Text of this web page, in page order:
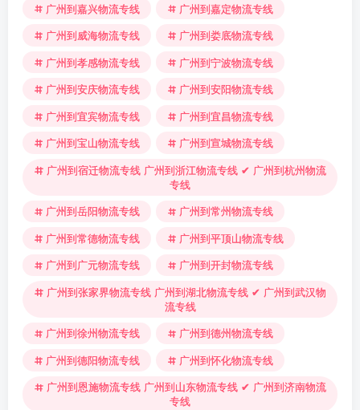
广州到嘉兴物流专线
广州到嘉定物流专线
广州到威海物流专线
广州到娄底物流专线
广州到孝感物流专线
广州到宁波物流专线
广州到安庆物流专线
广州到安阳物流专线
广州到宜宾物流专线
广州到宜昌物流专线
广州到宝山物流专线
广州到宣城物流专线
广州到宿迁物流专线 广州到浙江物流专线 ✔ 广州到杭州物流
专线
广州到岳阳物流专线
广州到常州物流专线
广州到常德物流专线
广州到平顶山物流专线
广州到广元物流专线
广州到开封物流专线
广州到张家界物流专线 广州到湖北物流专线 ✔ 广州到武汉物
流专线
广州到徐州物流专线
广州到德州物流专线
广州到德阳物流专线
广州到怀化物流专线
广州到恩施物流专线 广州到山东物流专线 ✔ 广州到济南物流
专线